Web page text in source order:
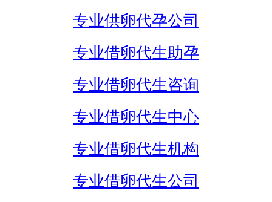
专业供卵代孕公司
专业借卵代生助孕
专业借卵代生咨询
专业借卵代生中心
专业借卵代生机构
专业借卵代生公司